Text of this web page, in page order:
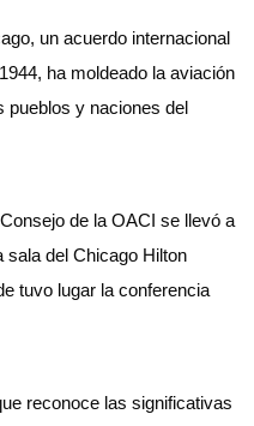
un acuerdo internacional
ha moldeado la aviación
pueblos y naciones del
de la OACI se llevó a
sala del Chicago Hilton
tuvo lugar la conferencia
reconoce las significativas